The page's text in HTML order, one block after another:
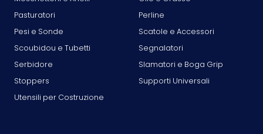
Pasturatori
Perline
Pesi e Sonde
Scatole e Accessori
Scoubidou e Tubetti
Segnalatori
Serbidore
Slamatori e Boga Grip
Stoppers
Supporti Universali
Utensili per Costruzione